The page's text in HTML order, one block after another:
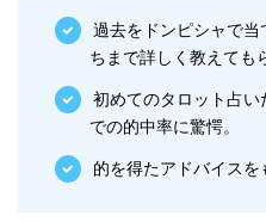
過去をドンピシャで
ちまで詳しく教えても
初めてのタロット占い
での的中率に驚愕。
的を得たアドバイスを